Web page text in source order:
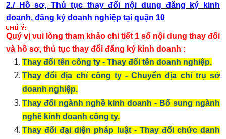
2./Hồ sơ, Thủ tục thay đổi nội dung đăng ký kinh
doanh, đăng ký doanh nghiệp tại quận 10
Quý vị vui lòng tham khảo chi tiết 1 số nội dung thay đổi
và hồ sơ, thủ tục thay đổi đăng ký kinh doanh :
Thay đổi tên công ty - Thay đổi tên doanh nghiệp.
Thay đổi địa chỉ công ty - Chuyển địa chỉ trụ sở
doanh nghiệp.
Thay đổi ngành nghề kinh doanh - Bổ sung ngành
nghề kinh doanh công ty.
Thay đổi đại diện pháp luật - Thay đổi chức danh